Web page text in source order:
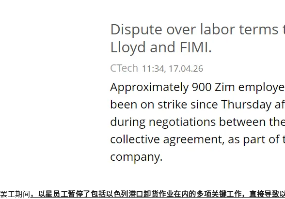
罢工期间，以星员工暂停了包括以色列港口卸货作业在内的多项关键工作，直接导